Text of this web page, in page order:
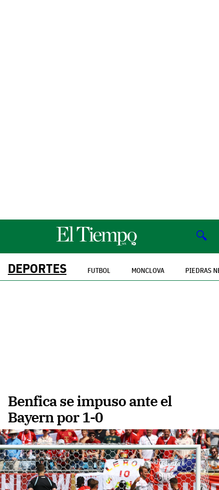
🔍
DEPORTES FUTBOL MONCLOVA PIEDRAS
Benfica se impuso ante el
Bayern por 1-0